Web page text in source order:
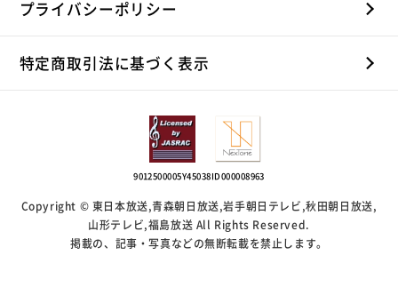
プライバシーポリシー
特定商取引法に基づく表示
9012500005Y45038 ID000008963
Copyright © 東日本放送,青森朝日放送,岩手朝日テレビ,秋田朝日放送,
山形テレビ,福島放送 All Rights Reserved.
掲載の、記事・写真などの無断転載を禁止します。